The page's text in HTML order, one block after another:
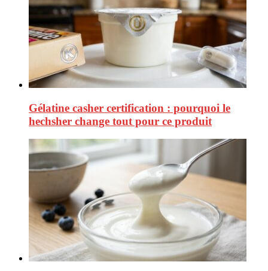
Gélatine casher certification : pourquoi le
hechsher change tout pour ce produit